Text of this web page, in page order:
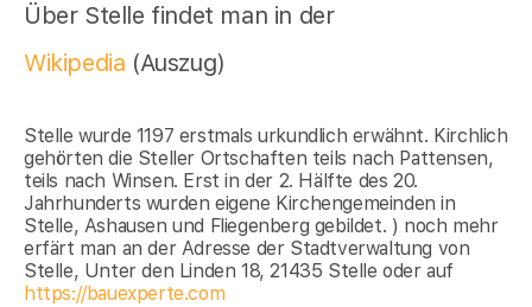
Über Stelle findet man in der
Wikipedia (Auszug)
Stelle wurde 1197 erstmals urkundlich erwähnt. Kirchlich
gehörten die Steller Ortschaften teils nach Pattensen,
teils nach Winsen. Erst in der 2. Hälfte des 20.
Jahrhunderts wurden eigene Kirchengemeinden in
Stelle, Ashausen und Fliegenberg gebildet. ) noch mehr
erfärt man an der Adresse der Stadtverwaltung von
Stelle, Unter den Linden 18, 21435 Stelle oder auf
https://bauexperte.com